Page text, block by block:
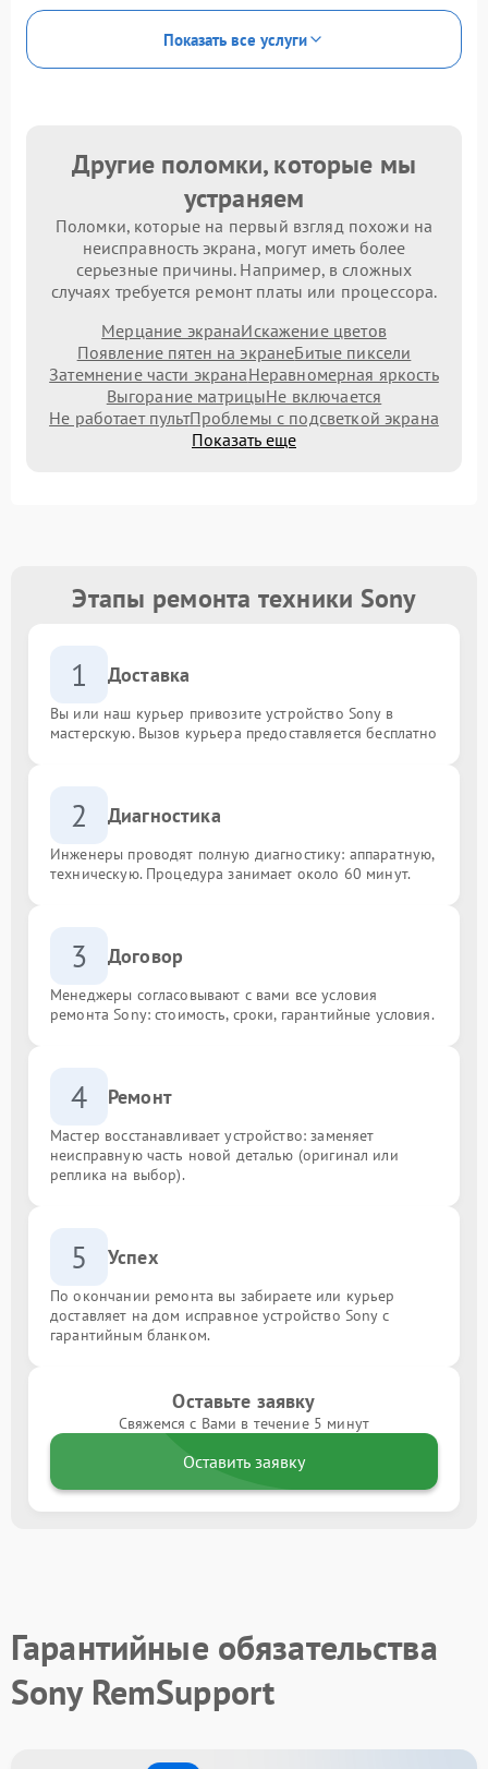
Показать все услуги
Другие поломки, которые мы
устраняем
Поломки, которые на первый взгляд похожи на
неисправность экрана, могут иметь более
серьезные причины. Например, в сложных
случаях требуется ремонт платы или процессора.
Мерцание экранаИскажение цветов
Появление пятен на экранеБитые пиксели
Затемнение части экранаНеравномерная яркость
Выгорание матрицыНе включается
Не работает пультПроблемы с подсветкой экрана
Показать еще
Этапы ремонта техники Sony
1 Доставка
Вы или наш курьер привозите устройство Sony в
мастерскую. Вызов курьера предоставляется бесплатно
2 Диагностика
Инженеры проводят полную диагностику: аппаратную,
техническую. Процедура занимает около 60 минут.
3 Договор
Менеджеры согласовывают с вами все условия
ремонта Sony: стоимость, сроки, гарантийные условия.
4 Ремонт
Мастер восстанавливает устройство: заменяет
неисправную часть новой деталью (оригинал или
реплика на выбор).
5 Успех
По окончании ремонта вы забираете или курьер
доставляет на дом исправное устройство Sony с
гарантийным бланком.
Оставьте заявку
Свяжемся с Вами в течение 5 минут
Оставить заявку
Гарантийные обязательства
Sony RemSupport